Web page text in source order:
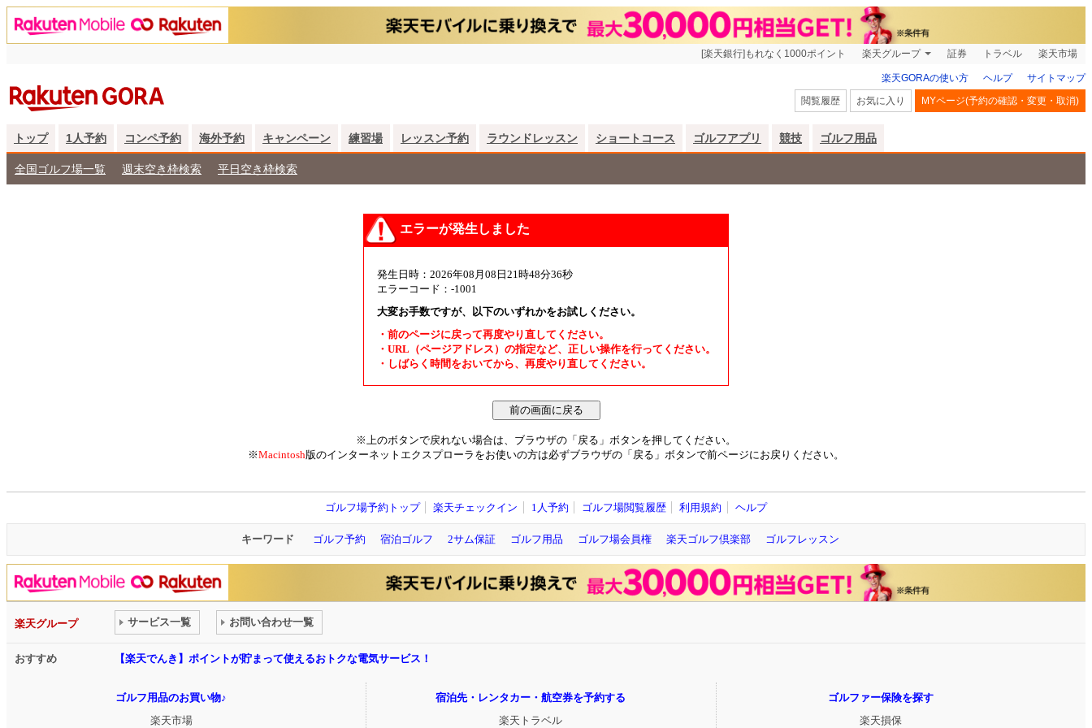
[楽天銀行]もれなく1000ポイント 楽天グループ 証券 トラベル 楽天市場
楽天GORAの使い方 ヘルプ
サイトマップ
閲覧履歴
お気に入り MYページ(予約の確認・変更・取消)
トップ 1人予約 コンペ予約 海外予約 キャンペーン 練習場 レッスン予約 ラウンドレッスン ショートコース ゴルフアプリ 競技 ゴルフ用品
全国ゴルフ場一覧 週末空き枠検索 平日空き枠検索
エラーが発生しました
発生日時：2026年08月08日21時48分36秒
エラーコード：-1001
大変お手数ですが、以下のいずれかをお試しください。
・前のページに戻って再度やり直してください。
・URL（ページアドレス）の指定など、正しい操作を行ってください。
・しばらく時間をおいてから、再度やり直してください。
※上のボタンで戻れない場合は、ブラウザの「戻る」ボタンを押してください。
※Macintosh版のインターネットエクスプローラをお使いの方は必ずブラウザの「戻る」ボタンで前ページにお戻りください。
ゴルフ場予約トップ 楽天チェックイン 1人予約 ゴルフ場閲覧履歴 利用規約 ヘルプ
キーワード ゴルフ予約 宿泊ゴルフ 2サム保証 ゴルフ用品 ゴルフ場会員権 楽天ゴルフ倶楽部 ゴルフレッスン
楽天グループ サービス一覧 お問い合わせ一覧
おすすめ 【楽天でんき】ポイントが貯まって使えるおトクな電気サービス！
ゴルフ用品のお買い物♪
楽天市場
宿泊先・レンタカー・航空券を予約する
楽天トラベル
ゴルファー保険を探す
楽天損保